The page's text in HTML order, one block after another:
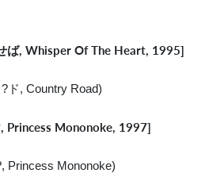
ば, Whisper Of The Heart, 1995]
ド, Country Road)
Princess Mononoke, 1997]
Princess Mononoke)